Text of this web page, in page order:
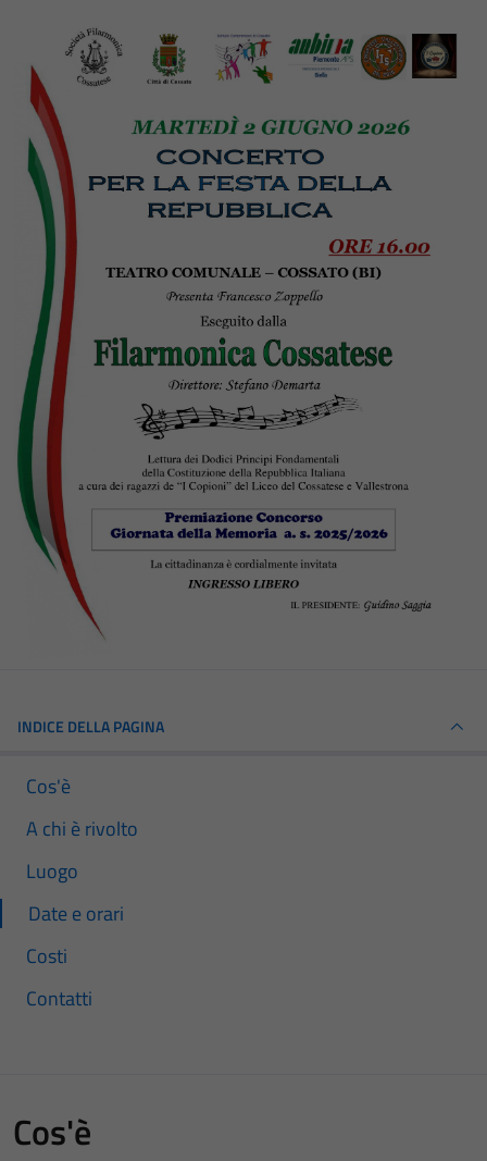
INDICE DELLA PAGINA
Cos'è
A chi è rivolto
Luogo
Date e orari
Costi
Contatti
Cos'è